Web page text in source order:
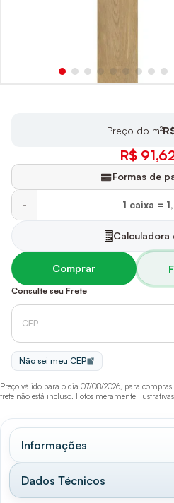
R$
Preço do m²
Formas de
-
Calculadora
Comprar
Consulte seu Frete
Não sei meu CEP
Preço válido para o dia 07/08/2026, para
frete não está incluso. Fotos meramente
Informações
Dados Técnicos